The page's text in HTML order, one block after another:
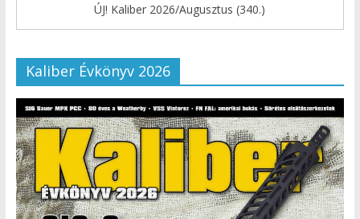
ÚJ! Kaliber 2026/Augusztus (340.)
Kaliber Évkönyv 2026